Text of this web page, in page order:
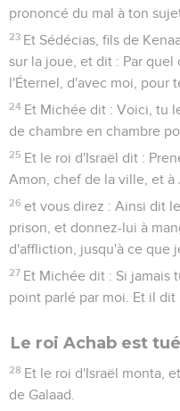
prononcé du mal à ton
23 Et Sédécias, fils de
sur la joue, et dit : Par quel
l'Éternel, d'avec moi, pour
24 Et Michée dit : Voici, tu
de chambre en chambre
25 Et le roi d'Israël dit :
Amon, chef de la ville, et à
26 et vous direz : Ainsi dit
prison, et donnez-lui à
d'affliction, jusqu'à ce que
27 Et Michée dit : Si jamais
point parlé par moi. Et il
Le roi Achab est
28 Et le roi d'Israël monta,
de Galaad.